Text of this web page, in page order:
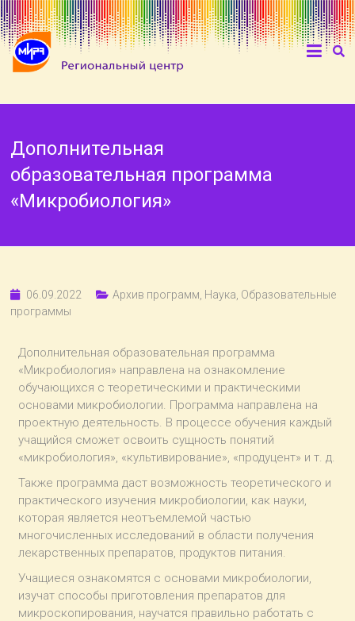
Дополнительная
образовательная программа
«Микробиология»
06.09.2022 Архив программ Наука Образовательные
программы
Дополнительная образовательная программа
«Микробиология» направлена на ознакомление
обучающихся с теоретическими и практическими
основами микробиологии. Программа направлена на
проектную деятельность. В процессе обучения каждый
учащийся сможет освоить сущность понятий
«микробиология», «культивирование», «продуцент» и т. д.
Также программа даст возможность теоретического и
практического изучения микробиологии, как науки,
которая является неотъемлемой частью
многочисленных исследований в области получения
лекарственных препаратов, продуктов питания.
Учащиеся ознакомятся с основами микробиологии,
изучат способы приготовления препаратов для
микроскопирования, научатся правильно работать с